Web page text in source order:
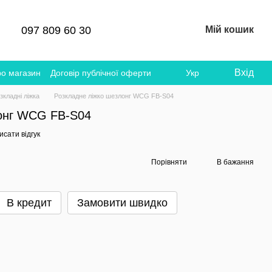
097 809 60 30 Мій кошик
магазин Договір публічної оферти Укр Вхід
ліжка Розкладне ліжко шезлонг WCG FB-S04
WCG FB-S04
відгук
Порівняти В бажання
В кредит Замовити швидко